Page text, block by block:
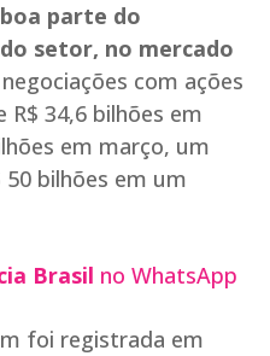
parte do
setor, no mercado
com ações
R$ 34,6 bilhões em
em março, um
bilhões em um
Brasil no WhatsApp
foi registrada em